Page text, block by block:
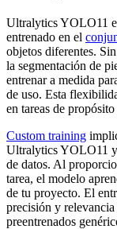
Ultralytics YOLO11
entrenado en el
objetos diferentes.
la segmentación de
entrenar a medida
de uso. Esta
en tareas de
Custom training
Ultralytics YOLO11
de datos. Al
tarea, el modelo
de tu proyecto. El
precisión y
preentrenados